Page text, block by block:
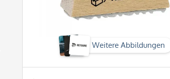
Weitere Abbildungen